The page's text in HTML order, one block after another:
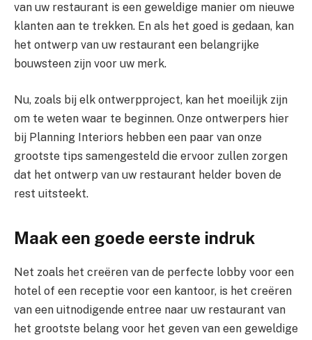
van uw restaurant is een geweldige manier om nieuwe
klanten aan te trekken. En als het goed is gedaan, kan
het ontwerp van uw restaurant een belangrijke
bouwsteen zijn voor uw merk.
Nu, zoals bij elk ontwerpproject, kan het moeilijk zijn
om te weten waar te beginnen. Onze ontwerpers hier
bij Planning Interiors hebben een paar van onze
grootste tips samengesteld die ervoor zullen zorgen
dat het ontwerp van uw restaurant helder boven de
rest uitsteekt.
Maak een goede eerste indruk
Net zoals het creëren van de perfecte lobby voor een
hotel of een receptie voor een kantoor, is het creëren
van een uitnodigende entree naar uw restaurant van
het grootste belang voor het geven van een geweldige